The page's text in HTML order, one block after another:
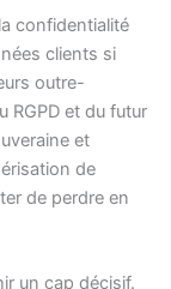
confidentialité
clients si
outre-
RGPD et du futur
et
de
de perdre en
un cap décisif.